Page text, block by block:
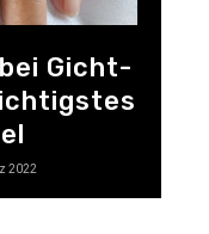
Gicht-
2022